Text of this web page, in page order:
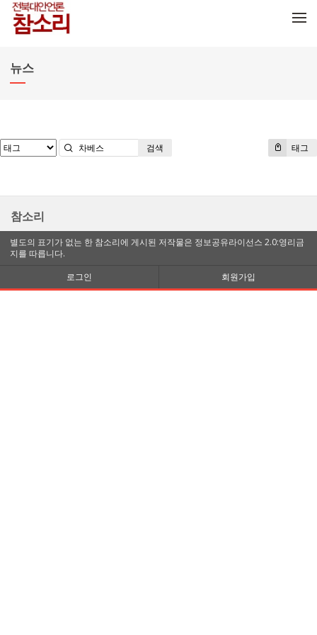
뉴스
태그
검색
참소리
별도의 표기가 없는 한 참소리에 게시된 저작물은 정보공유라이선스 2.0:영리금
지를 따릅니다.
로그인
회원가입